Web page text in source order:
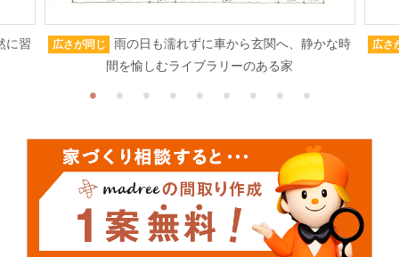
に習 広さが同じ
雨の日も濡れずに車から玄関へ、静かな時
間を愉しむライブラリーのある家
広さ